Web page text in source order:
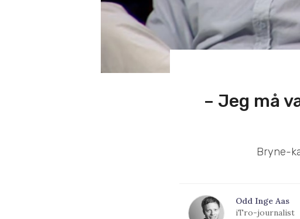
– Jeg må
Bryne-
Odd Inge Aas
iTro-journalist